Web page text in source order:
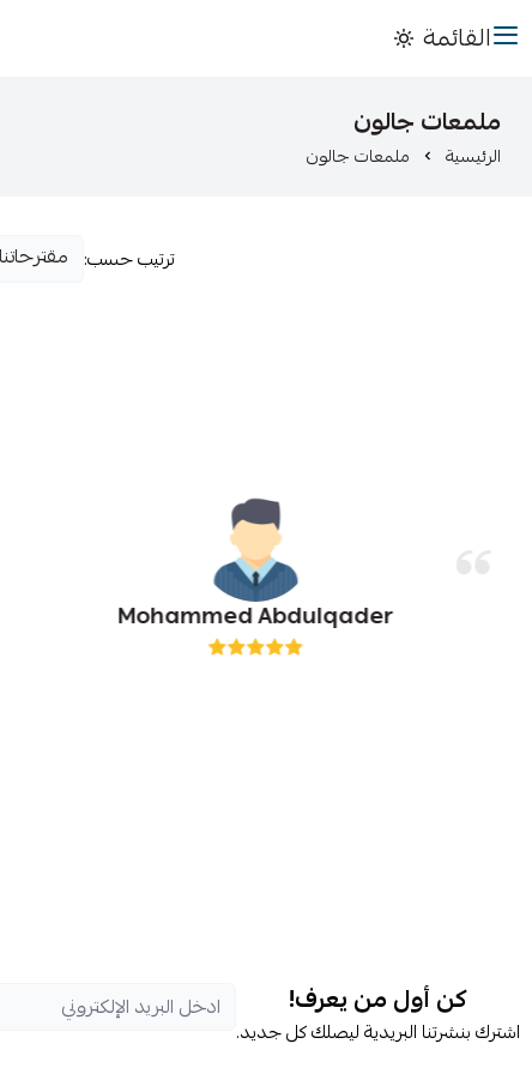
القائمة
ملمعات جالون
الرئيسية ملمعات جالون
ترتيب حسب:
Mohammed Abdulqader
كن أول من يعرف!
اشترك بنشرتنا البريدية ليصلك كل جديد.